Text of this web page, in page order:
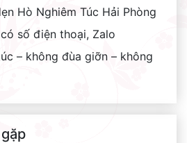
Hò Nghiêm Túc Hải Phòng
số điện thoại, Zalo
– không đùa giỡn – không